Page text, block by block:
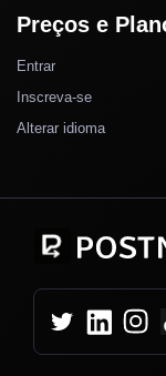
Preços e
Entrar
Inscreva-se
Alterar idioma